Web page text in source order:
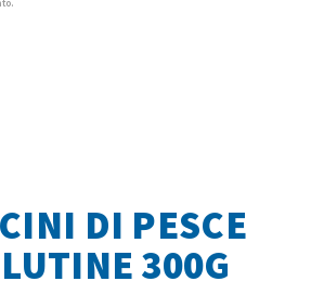
DI PESCE
300G